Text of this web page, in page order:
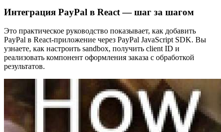
Интеграция PayPal в React — шаг за шагом
Это практическое руководство показывает, как добавить
PayPal в React‑приложение через PayPal JavaScript SDK. Вы
узнаете, как настроить sandbox, получить client ID и
реализовать компонент оформления заказа с обработкой
результатов.